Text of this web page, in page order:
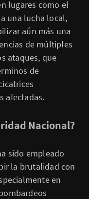
lugares como el
una lucha local,
aún más una
de múltiples
ataques, que
de
afectadas.
Nacional?
sido empleado
la brutalidad con
en